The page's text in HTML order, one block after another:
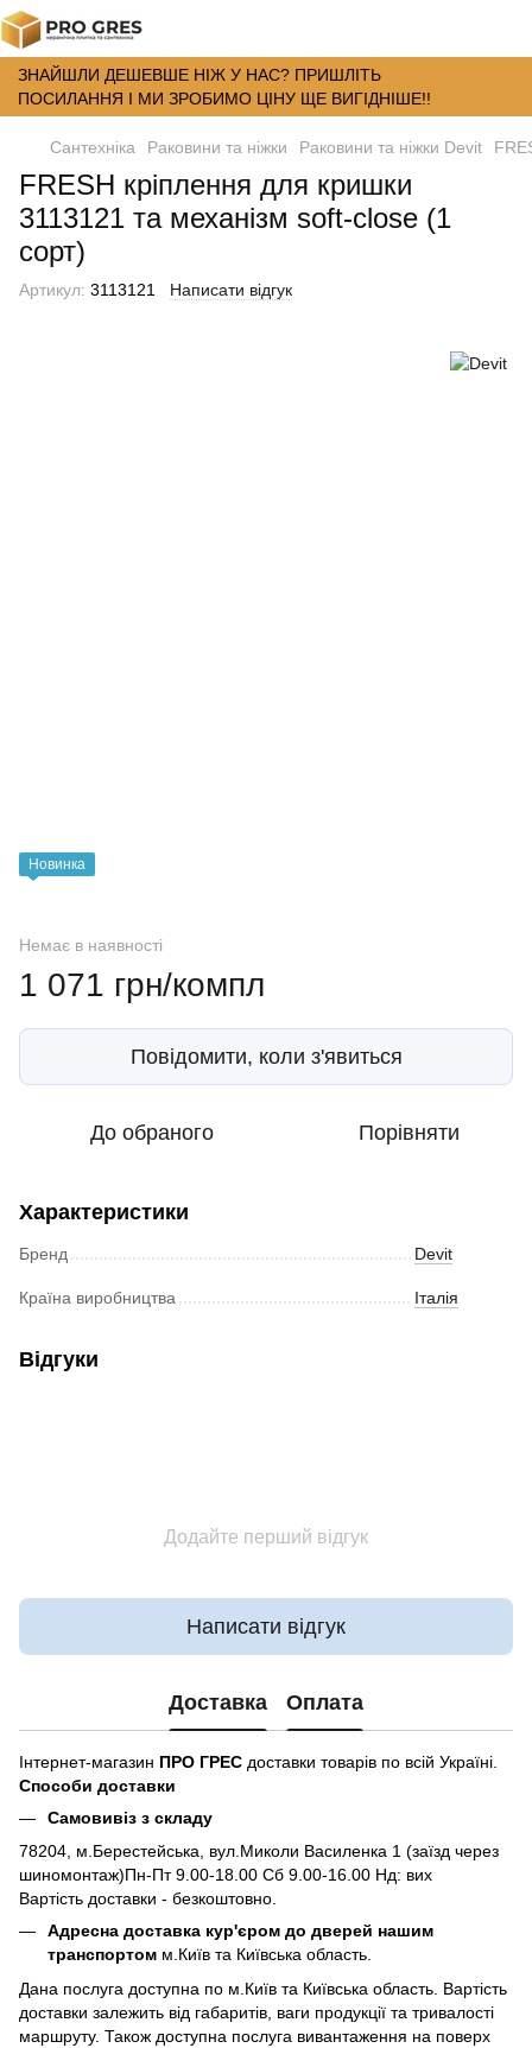
ЗНАЙШЛИ ДЕШЕВШЕ НІЖ У НАС? ПРИШЛІТЬ
ПОСИЛАННЯ І МИ ЗРОБИМО ЦІНУ ЩЕ ВИГІДНІШЕ!!
Сантехніка Раковини та ніжки Раковини та ніжки Devit
FRESH кріплення для кришки
3113121 та механізм soft-close (1
сорт)
Артикул: 3113121 Написати відгук
Новинка
Немає в наявності
1 071 грн/компл
Повідомити, коли з'явиться
До обраного Порівняти
Характеристики
Бренд Devit
Країна виробництва Італія
Відгуки
Додайте перший відгук
Написати відгук
Доставка Оплата
Інтернет-магазин ПРО ГРЕС доставки товарів по всій Україні.
Способи доставки
Самовивіз з складу
78204, м.Берестейська, вул.Миколи Василенка 1 (заїзд через
шиномонтаж)Пн-Пт 9.00-18.00 Сб 9.00-16.00 Нд: вих
Вартість доставки - безкоштовно.
Адресна доставка кур'єром до дверей нашим
транспортом м.Київ та Київська область.
Дана послуга доступна по м.Київ та Київська область. Вартість
доставки залежить від габаритів, ваги продукції та тривалості
маршруту. Також доступна послуга вивантаження на поверх